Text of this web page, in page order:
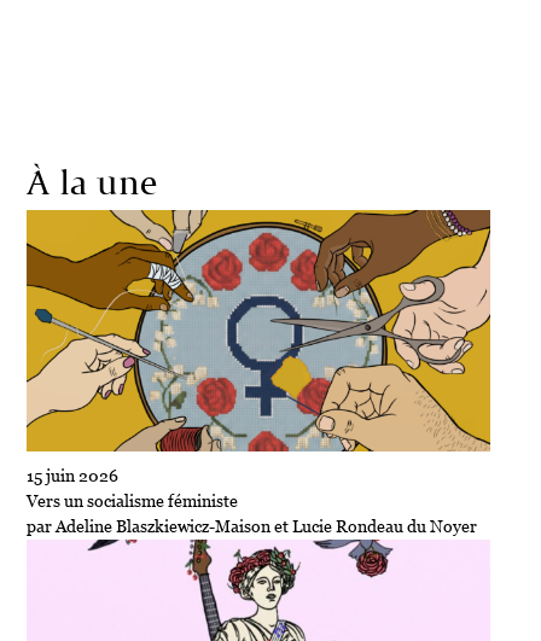
À la une
15 juin 2026
Vers un socialisme féministe
par Adeline Blaszkiewicz-Maison et Lucie Rondeau du Noyer